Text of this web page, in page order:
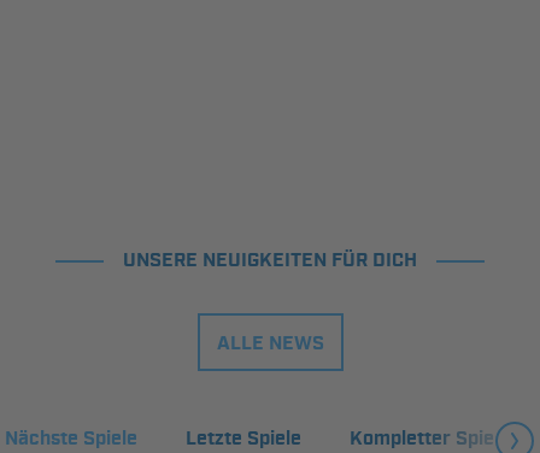
UNSERE NEUIGKEITEN FÜR DICH
ALLE NEWS
Nächste Spiele Letzte Spiele Kompletter Spielplan